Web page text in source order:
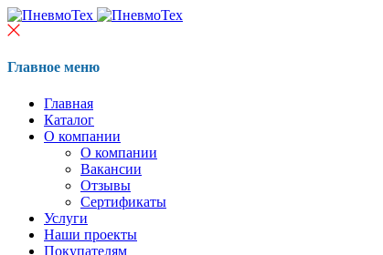
Главное меню
Главная
Каталог
О компании
О компании
Вакансии
Отзывы
Сертификаты
Услуги
Наши проекты
Покупателям